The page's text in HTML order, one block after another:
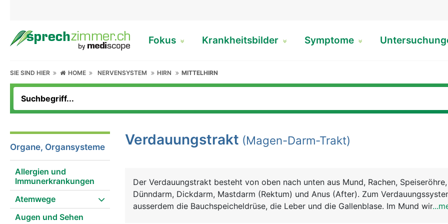
Fokus Krankheitsbilder Symptome
SIE SIND HIER HOME NERVENSYSTEM HIRN MITTELHIRN
Organe, Organsysteme
Allergien und
Immunerkrankungen
Atemwege
Augen und Sehen
Verdauungstrakt (Magen-Darm-Trakt)
Der Verdauungstrakt besteht von oben nach unten aus Mund, Rachen,
Dünndarm, Dickdarm, Mastdarm (Rektum) und Anus (After). Zum
ausserdem die Bauchspeicheldrüse, die Leber und die Gallenblase. Im Mund wird